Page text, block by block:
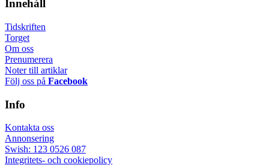
Innehåll
Tidskriften
Torget
Om oss
Prenumerera
Noter till artiklar
Följ oss på Facebook
Info
Kontakta oss
Annonsering
Swish: 123 0526 087
Integritets- och cookiepolicy